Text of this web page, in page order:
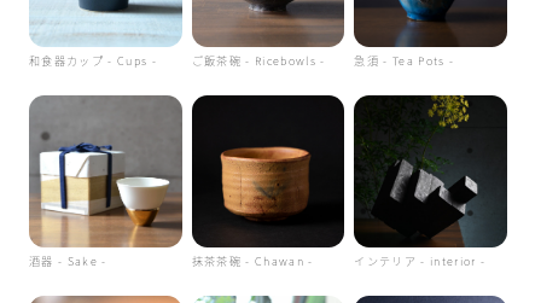
和食器カップ - Cups - ご飯茶碗 - Ricebowls - 急須 - Tea Pots -
酒器 - Sake - 抹茶茶碗 - Chawan - インテリア - interior -